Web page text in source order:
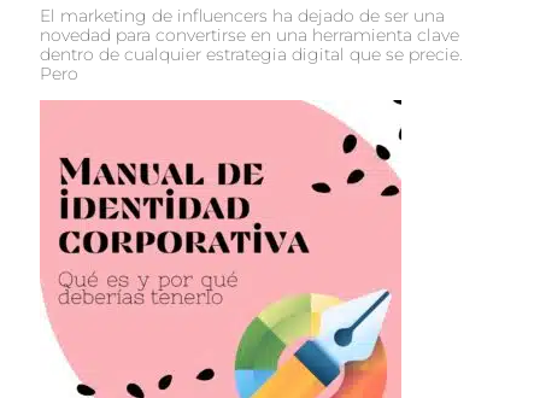
El marketing de influencers ha dejado de ser una
novedad para convertirse en una herramienta clave
dentro de cualquier estrategia digital que se precie.
Pero